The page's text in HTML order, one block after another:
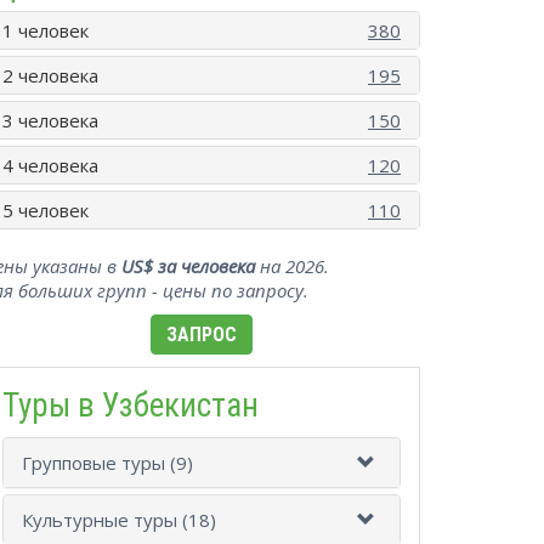
1 человек
380
2 человека
195
3 человека
150
4 человека
120
5 человек
110
указаны в US$ за человекана 2026.
больших групп - цены по запросу.
ЗАПРОС
Туры в Узбекистан
Групповые туры (9)
Культурные туры (18)